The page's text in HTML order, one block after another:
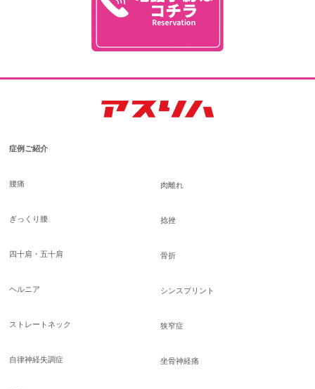
症例ご紹介
腰痛
ぎっくり腰
四十肩・五十肩
ヘルニア
ストレートネック
自律神経失調症
肉離れ
捻挫
骨折
シンスプリント
狭窄症
坐骨神経痛